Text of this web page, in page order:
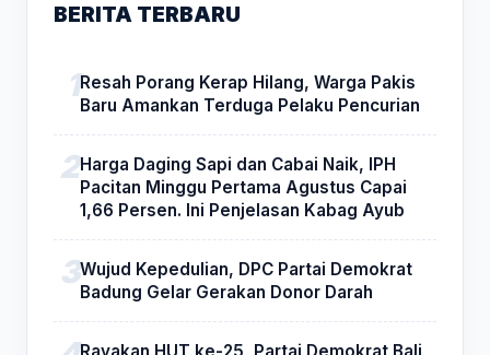
BERITA TERBARU
Resah Porang Kerap Hilang, Warga Pakis
Baru Amankan Terduga Pelaku Pencurian
Harga Daging Sapi dan Cabai Naik, IPH
Pacitan Minggu Pertama Agustus Capai
1,66 Persen. Ini Penjelasan Kabag Ayub
Wujud Kepedulian, DPC Partai Demokrat
Badung Gelar Gerakan Donor Darah